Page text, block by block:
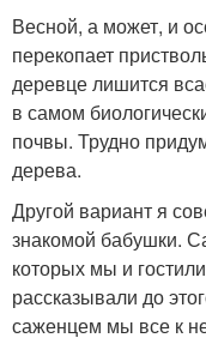
Весной, а может, и
перекопает
деревце лишится
в самом
почвы. Трудно
дерева.
Другой вариант я
знакомой бабушки.
которых мы и
рассказывали до
саженцем мы все к